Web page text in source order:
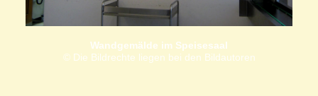
Wandgemälde im Speisesaal
© Die Bildrechte liegen bei den Bildautoren